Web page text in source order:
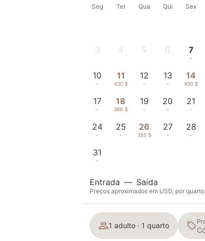
Seg Ter Qua Qui Sex
3 4 5 6 7
-
10
-
11
430 $
12
-
13
-
14
430 $
17
-
18
366 $
19
-
20
-
21
-
24
-
25
-
26
355 $
27
-
28
-
31
-
Entrada — Saída
Preços aproximados em USD, por
1 adulto · 1 quarto